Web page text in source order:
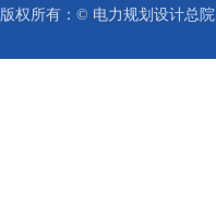
版权所有：© 电力规划设计总院